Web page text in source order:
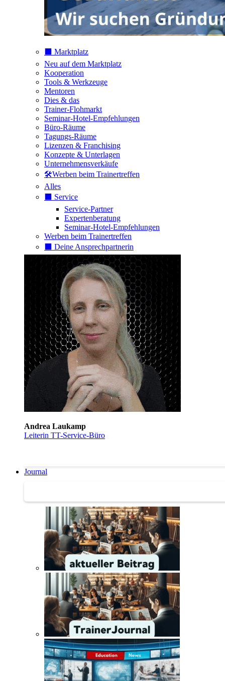
⬛️ Marktplatz
Neu auf dem Marktplatz
Kooperation
Tools & Werkzeuge
Mentoren
Dies & das
Trainer-Flohmarkt
Seminar-Hotel-Empfehlungen
Büro-Räume
Tagungs-Räume
Lizenzen & Franchising
Konzepte & Unterlagen
Unternehmensverkäufe
🛠️Werben beim Trainertreffen
Alles
⬛️ Service
Service-Partner
Expertenberatung
Seminar-Hotel-Empfehlungen
Werben beim Trainertreffen
⬛️ Deine Ansprechpartnerin
Andrea Laukamp
Leiterin TT-Service-Büro
Journal